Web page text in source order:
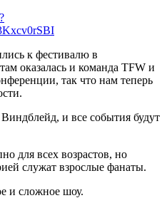
к фестивалю в
оказалась и команда TFW и
так что нам теперь
и все события будут
для всех возрастов, но
служат взрослые фанаты.
и сложное шоу.